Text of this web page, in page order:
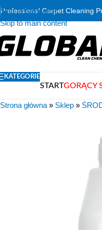
Skip to navigation
Skip to main content
Professional Carpet Cleaning
KATEGORIE
STARTGORĄCY
Strona główna » Sklep »